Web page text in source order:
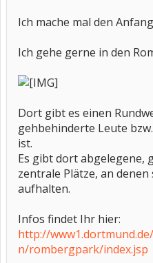
Ich mache mal den
Ich gehe gerne in den
Dort gibt es einen
gehbehinderte Leute
ist.
Es gibt dort abgelegene,
zentrale Plätze, an denen
aufhalten.
Infos findet Ihr hier:
http://
n/rombergpark/index.jsp